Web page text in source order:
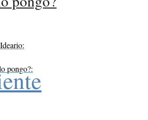
pongo?: